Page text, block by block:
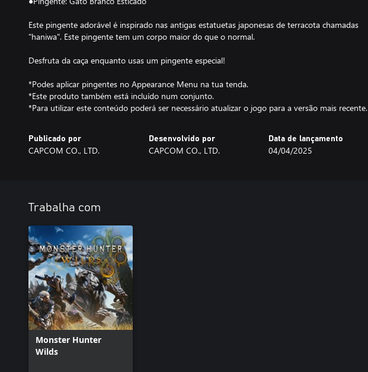
Este pingente adorável é inspirado nas antigas estatuetas japonesas de terracota chamadas
"haniwa". Este pingente tem um corpo maior do que o normal.
Desfruta da caça enquanto usas um pingente especial!
*Podes aplicar pingentes no Appearance Menu na tua tenda.
*Este produto também está incluído num conjunto.
*Para utilizar este conteúdo poderá ser necessário atualizar o jogo para a versão mais recente.
Publicado por
CAPCOM CO., LTD.
Desenvolvido por
CAPCOM CO., LTD.
Data de lançamento
04/04/2025
Trabalha com
Monster Hunter
Wilds